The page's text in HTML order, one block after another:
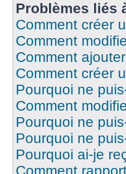
Problèmes liés
Comment créer
Comment
Comment
Comment créer
Pourquoi ne
Comment
Pourquoi ne
Pourquoi ne
Pourquoi ai-je
Comment